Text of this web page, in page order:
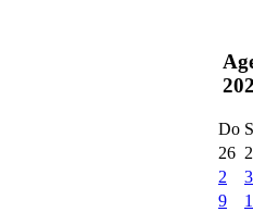
Do
26
2
3
9